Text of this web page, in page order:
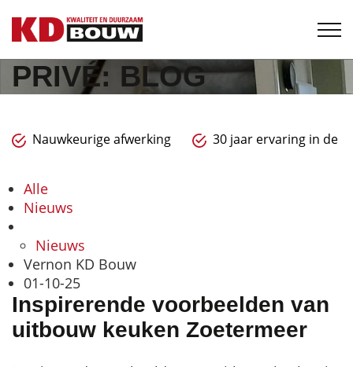
PRIVÉ: BLOG
Nauwkeurige afwerking 30 jaar ervaring in de
Alle
Nieuws
Nieuws
Vernon KD Bouw
01-10-25
Inspirerende voorbeelden van
uitbouw keuken Zoetermeer